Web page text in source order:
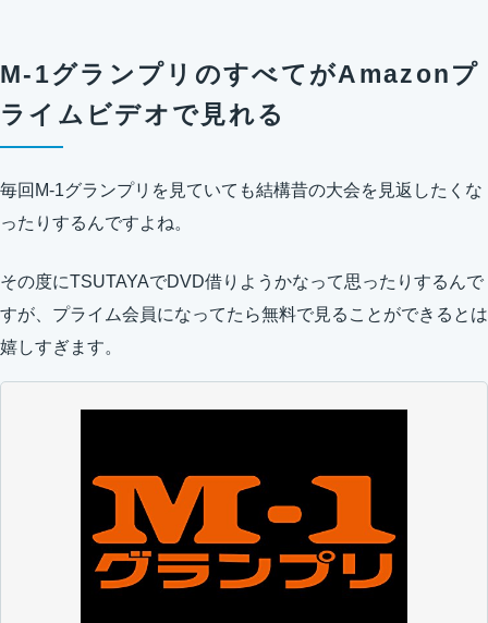
M-1グランプリのすべてがAmazonプ
ライムビデオで見れる
毎回M-1グランプリを見ていても結構昔の大会を見返したくな
ったりするんですよね。
その度にTSUTAYAでDVD借りようかなって思ったりするんで
すが、プライム会員になってたら無料で見ることができるとは
嬉しすぎます。